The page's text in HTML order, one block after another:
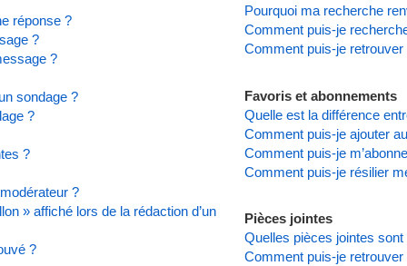
réponse ?
?
?
sondage ?
?
?
?
» affiché lors de la rédaction d’un
?
Pourquoi ma recherche
Comment puis-je
Comment puis-je
Favoris et abonnements
Quelle est la différence
Comment puis-je ajouter
Comment puis-je
Comment puis-je résilier
Pièces jointes
Quelles pièces jointes
Comment puis-je